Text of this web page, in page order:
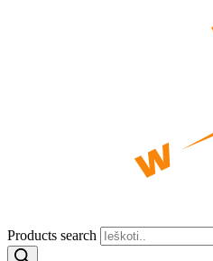
Products search